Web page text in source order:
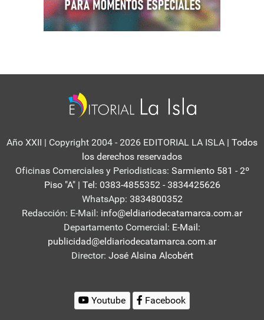
Año XXII | Copyright 2004 - 2026 EDITORIAL LA ISLA | Todos
los derechos reservados
Oficinas Comerciales y Periodisticas: Sarmiento 581 - 2º
Piso "A" | Tel: 0383-4855352 - 3834425626
WhatsApp: 3834800352
Redacción: E-Mail: info@eldiariodecatamarca.com.ar
Departamento Comercial: E-Mail:
publicidad@eldiariodecatamarca.com.ar
Director: José Alsina Alcobért
Youtube Facebook